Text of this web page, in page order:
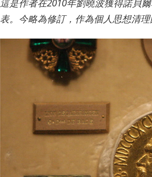
這是作者在2010年劉曉波獲得諾貝
表。今略為修訂，作為個人思想清理